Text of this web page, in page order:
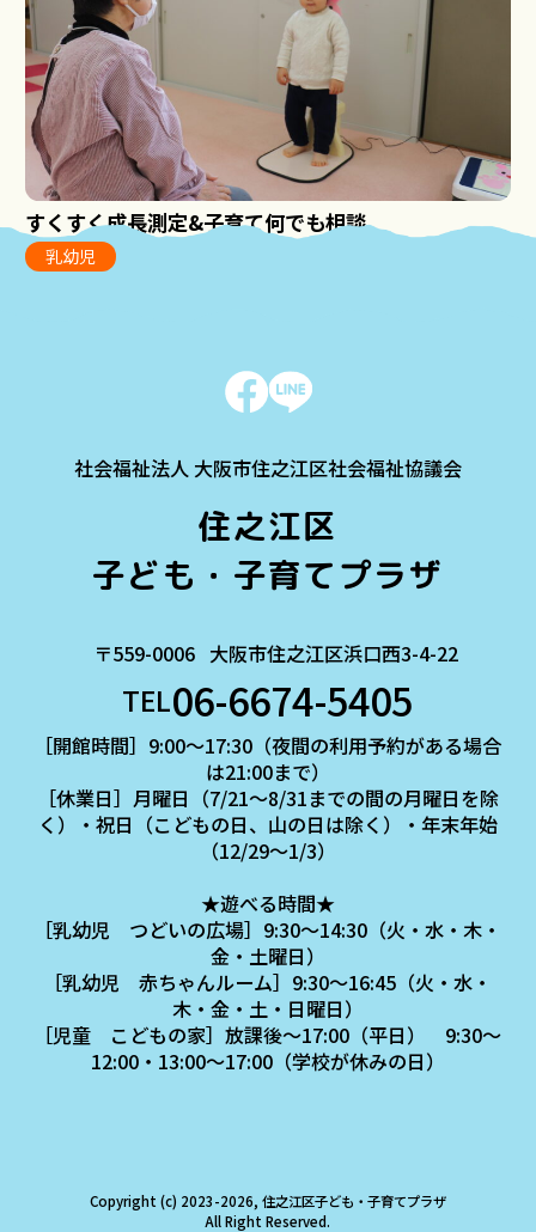
すくすく成長測定&子育て何でも相談
乳幼児
社会福祉法人 大阪市住之江区社会福祉協議会
住之江区
子ども・子育てプラザ
〒559-0006 大阪市住之江区浜口西3-4-22
TEL06-6674-5405
［開館時間］9:00～17:30（夜間の利用予約がある場合
は21:00まで）
［休業日］月曜日（7/21～8/31までの間の月曜日を除
く）・祝日（こどもの日、山の日は除く）・年末年始
（12/29～1/3）
★遊べる時間★
［乳幼児 つどいの広場］9:30～14:30（火・水・木・
金・土曜日）
［乳幼児 赤ちゃんルーム］9:30～16:45（火・水・
木・金・土・日曜日）
［児童 こどもの家］放課後～17:00（平日） 9:30～
12:00・13:00～17:00（学校が休みの日）
Copyright (c) 2023-2026, 住之江区子ども・子育てプラザ
All Right Reserved.